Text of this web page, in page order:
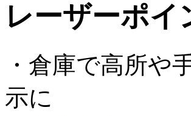
レーザーポイ
・倉庫で高所や
示に